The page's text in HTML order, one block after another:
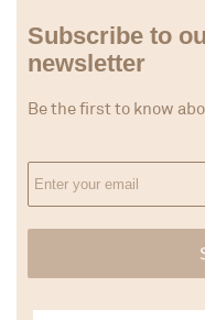
Subscribe to
newsletter
Be the first to know